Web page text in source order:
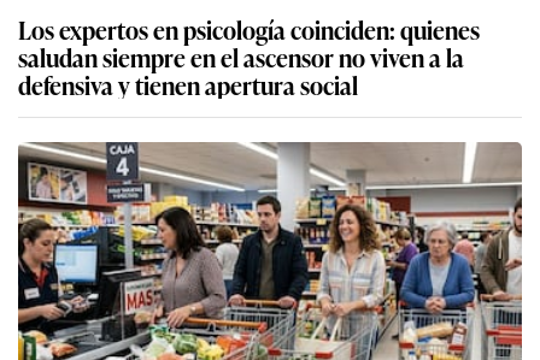
Los expertos en psicología coinciden: quienes
saludan siempre en el ascensor no viven a la
defensiva y tienen apertura social